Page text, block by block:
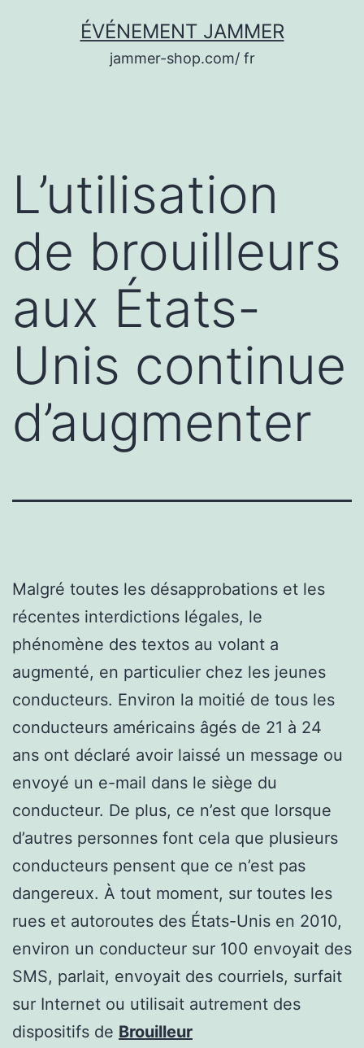
ÉVÉNEMENT JAMMER
jammer-shop.com/ fr
L’utilisation
de brouilleurs
aux États-
Unis continue
d’augmenter
Malgré toutes les désapprobations et les
récentes interdictions légales, le
phénomène des textos au volant a
augmenté, en particulier chez les jeunes
conducteurs. Environ la moitié de tous les
conducteurs américains âgés de 21 à 24
ans ont déclaré avoir laissé un message ou
envoyé un e-mail dans le siège du
conducteur. De plus, ce n’est que lorsque
d’autres personnes font cela que plusieurs
conducteurs pensent que ce n’est pas
dangereux. À tout moment, sur toutes les
rues et autoroutes des États-Unis en 2010,
environ un conducteur sur 100 envoyait des
SMS, parlait, envoyait des courriels, surfait
sur Internet ou utilisait autrement des
dispositifs de Brouilleur